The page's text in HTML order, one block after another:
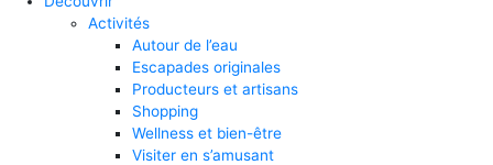
Activités
Autour de l’eau
Escapades originales
Producteurs et artisans
Shopping
Wellness et bien-être
Visiter en s’amusant